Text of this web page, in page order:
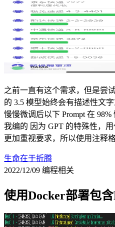
之前一直有这个需求，但是尝
的 3.5 模型始终会有描述性文
慢慢微调后以下 Prompt 在
我编的 因为 GPT 的特殊性，
更加重视要求，所以使用注释
生命在于折腾
2022/12/09 编程相关
使用Docker部署包